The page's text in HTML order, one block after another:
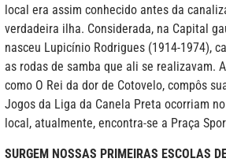
local era assim conhecido antes da
verdadeira ilha. Considerada, na Capital
nasceu Lupicínio Rodrigues (1914-1974),
as rodas de samba que ali se realizavam.
como O Rei da dor de Cotovelo, compôs
Jogos da Liga da Canela Preta ocorriam
local, atualmente, encontra-se a Praça
SURGEM NOSSAS PRIMEIRAS ESCOLAS